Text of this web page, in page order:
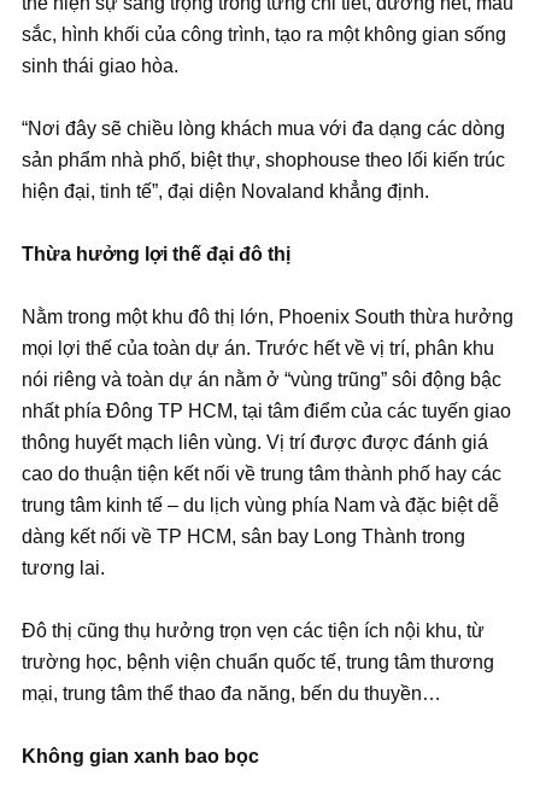
sắc, hình khối của công trình, tạo ra một không gian sống
sinh thái giao hòa.
“Nơi đây sẽ chiều lòng khách mua với đa dạng các dòng
sản phẩm nhà phố, biệt thự, shophouse theo lối kiến trúc
hiện đại, tinh tế”, đại diện Novaland khẳng định.
Thừa hưởng lợi thế đại đô thị
Nằm trong một khu đô thị lớn, Phoenix South thừa hưởng
mọi lợi thế của toàn dự án. Trước hết về vị trí, phân khu
nói riêng và toàn dự án nằm ở “vùng trũng” sôi động bậc
nhất phía Đông TP HCM, tại tâm điểm của các tuyến giao
thông huyết mạch liên vùng. Vị trí được được đánh giá
cao do thuận tiện kết nối về trung tâm thành phố hay các
trung tâm kinh tế – du lịch vùng phía Nam và đặc biệt dễ
dàng kết nối về TP HCM, sân bay Long Thành trong
tương lai.
Đô thị cũng thụ hưởng trọn vẹn các tiện ích nội khu, từ
trường học, bệnh viện chuẩn quốc tế, trung tâm thương
mại, trung tâm thể thao đa năng, bến du thuyền…
Không gian xanh bao bọc